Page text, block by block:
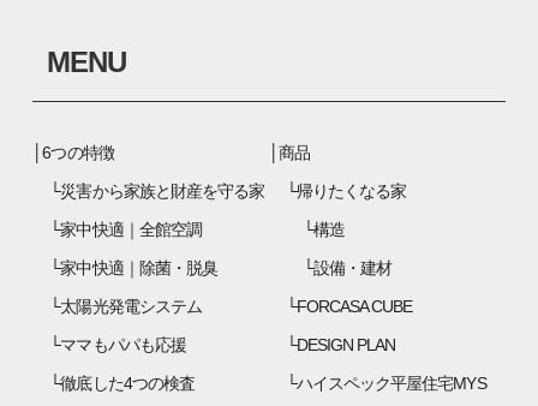
MENU
6つの特徴
災害から家族と財産を守る家
家中快適｜全館空調
家中快適｜除菌・脱臭
太陽光発電システム
ママもパパも応援
徹底した4つの検査
商品
帰りたくなる家
構造
設備・建材
FORCASA CUBE
DESIGN PLAN
ハイスペック平屋住宅MYS